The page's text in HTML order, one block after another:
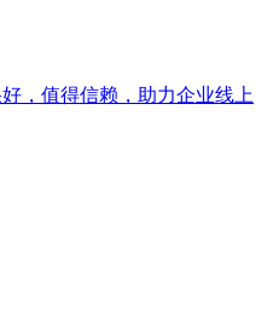
，值得信赖，助力企业线上